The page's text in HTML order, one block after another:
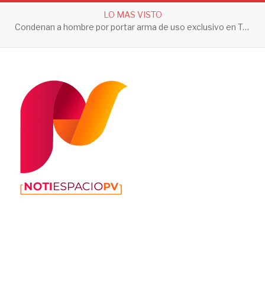
LO MAS VISTO
Condenan a hombre por portar arma de uso exclusivo en Tepic